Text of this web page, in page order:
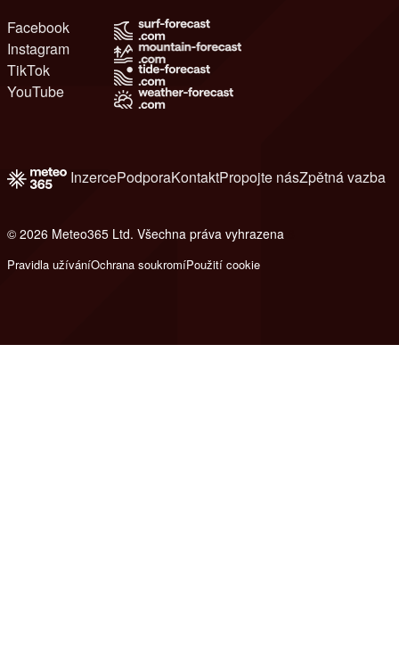
Facebook
Instagram
TikTok
YouTube
InzercePodporaKontaktPropojte násZpětná vazba
© 2026 Meteo365 Ltd. Všechna práva vyhrazena
Pravidla užíváníOchrana soukromíPoužití cookie